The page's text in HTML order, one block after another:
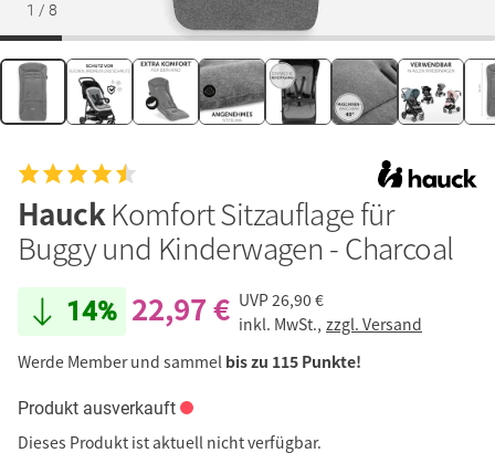
1 / 8
HauckKomfort Sitzauflage für
Buggy und Kinderwagen - Charcoal
14% 22,97 € UVP26,90 €
inkl. MwSt., zzgl. Versand
Werde Member und sammel bis zu 115 Punkte!
Produkt ausverkauft
Dieses Produkt ist aktuell nicht verfügbar.